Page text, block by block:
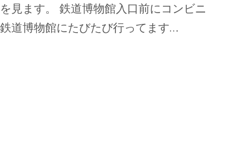
見ます。 鉄道博物館入口前にコンビニ
道博物館にたびたび行ってます…